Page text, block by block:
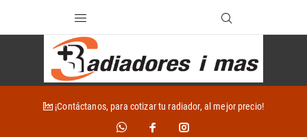
¡Contáctanos, para cotizar tu radiador, al mejor precio!